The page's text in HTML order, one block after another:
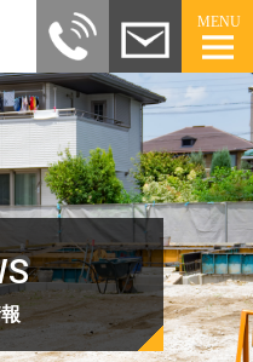
MENU